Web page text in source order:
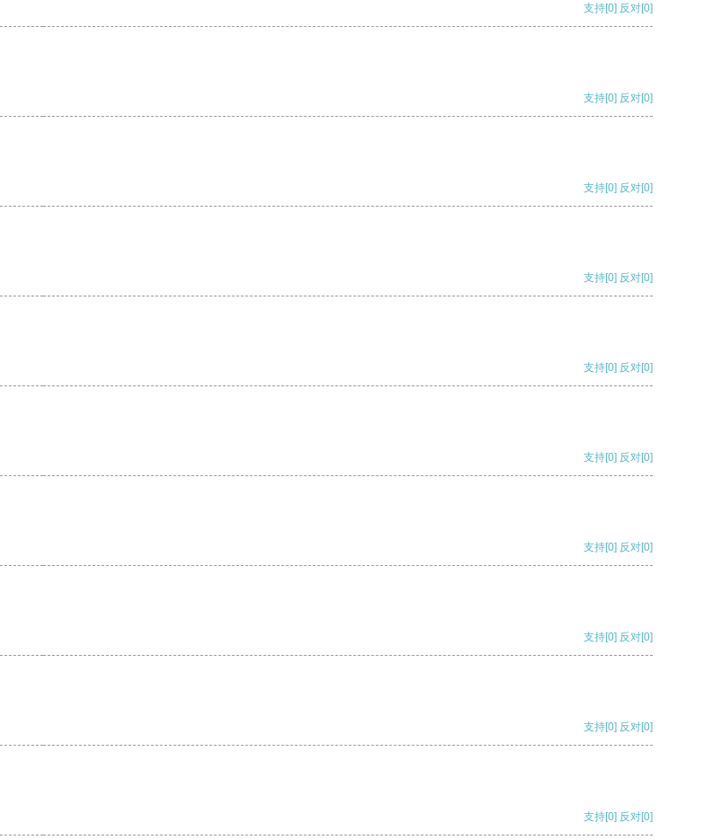
支持[0] 反对[0]
支持[0] 反对[0]
支持[0] 反对[0]
支持[0] 反对[0]
支持[0] 反对[0]
支持[0] 反对[0]
支持[0] 反对[0]
支持[0] 反对[0]
支持[0] 反对[0]
支持[0] 反对[0]